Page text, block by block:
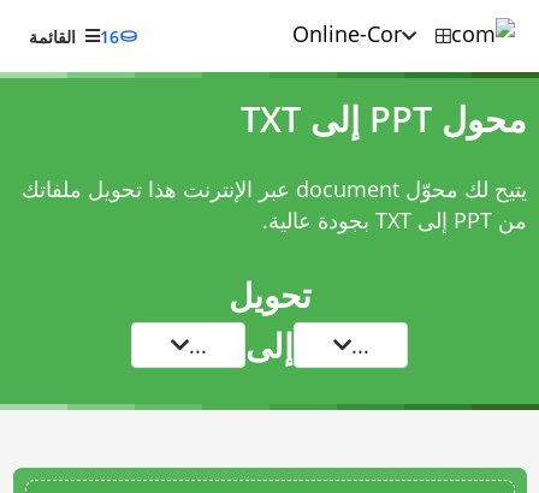
16 القائمة
محول PPT إلى TXT
يتيح لك محوّل document عبر الإنترنت هذا تحويل ملفاتك
من PPT إلى TXT بجودة عالية.
تحويل
... إلى ...